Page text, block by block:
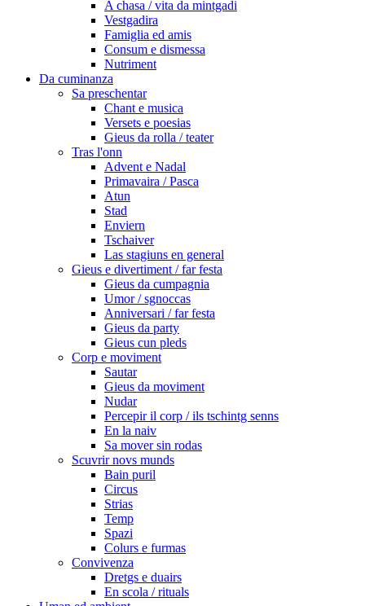
A chasa / vita da mintgadi
Vestgadira
Famiglia ed amis
Consum e dismessa
Nutriment
Da cuminanza
Sa preschentar
Chant e musica
Versets e poesias
Gieus da rolla / teater
Tras l'onn
Advent e Nadal
Primavaira / Pasca
Atun
Stad
Enviern
Tschaiver
Las stagiuns en general
Gieus e divertiment / far festa
Gieus da cumpagnia
Umor / sgnoccas
Anniversari / far festa
Gieus da party
Gieus cun pleds
Corp e moviment
Sautar
Gieus da moviment
Nudar
Percepir il corp / ils tschintg senns
En la naiv
Sa mover sin rodas
Scuvrir novs munds
Bain puril
Circus
Strias
Temp
Spazi
Colurs e furmas
Convivenza
Dretgs e duairs
En scola / rituals